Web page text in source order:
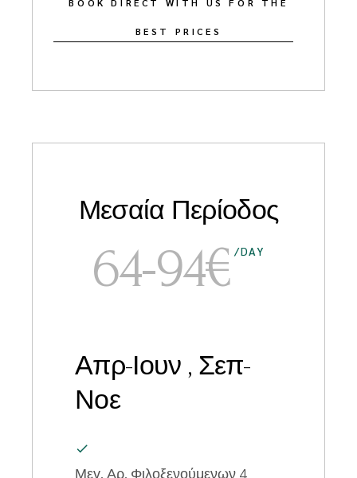
BEST PRICES
Μεσαία Περίοδος
64-94€/DAY
Απρ-Ιουν , Σεπ-
Νοε
Μεγ. Αρ. Φιλοξενούμενων 4